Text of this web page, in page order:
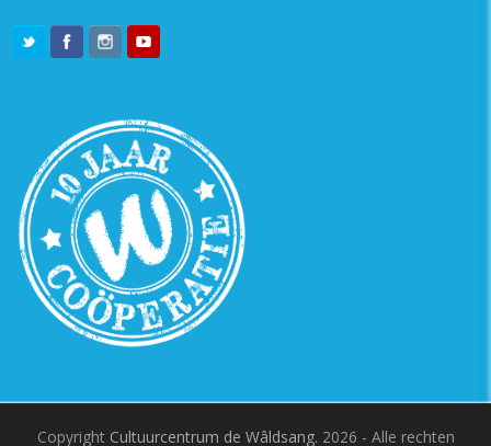
Copyright Cultuurcentrum de Wâldsang. 2026 - Alle rechten